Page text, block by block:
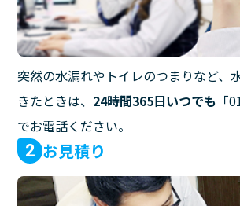
突然の水漏れやトイレのつまりなど、
きたときは、 24時間365日いつでも 「
でお電話ください。
2 お見積り